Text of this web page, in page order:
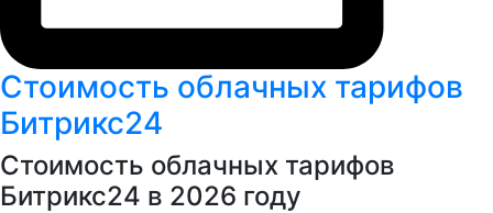
Стоимость облачных тарифов
Битрикс24
Стоимость облачных тарифов
Битрикс24 в 2026 году